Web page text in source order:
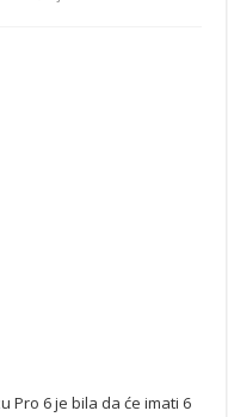
Pro 6 je bila da će imati 6